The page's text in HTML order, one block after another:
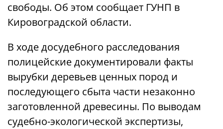
свободы. Об этом сообщает ГУНП в
Кировоградской области.
В ходе досудебного расследования
полицейские документировали факты
вырубки деревьев ценных пород и
последующего сбыта части незаконно
заготовленной древесины. По выводам
судебно-экологической экспертизы,